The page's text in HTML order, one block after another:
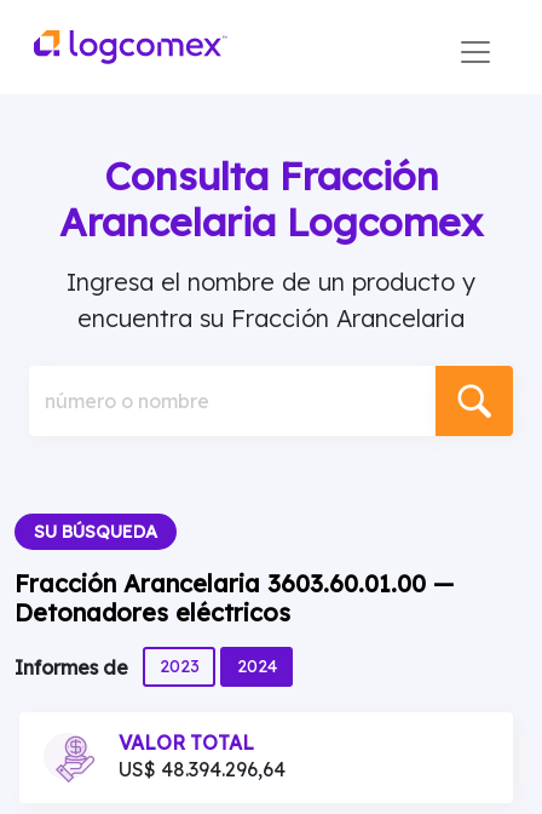
Consulta Fracción
Arancelaria Logcomex
Ingresa el nombre de un producto y
encuentra su Fracción Arancelaria
número o nombre
SU BÚSQUEDA
Fracción Arancelaria 3603.60.01.00 —
Detonadores eléctricos
Informes de 2023 2024
VALOR TOTAL
US$ 48.394.296,64